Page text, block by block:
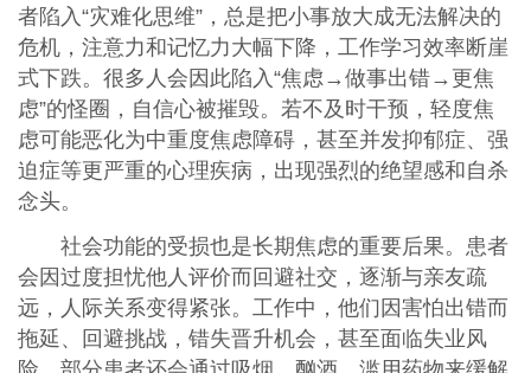
者陷入“灾难化思维”，总是把小事放大成无法解决的
危机，注意力和记忆力大幅下降，工作学习效率断崖
式下跌。很多人会因此陷入“焦虑→做事出错→更焦
虑”的怪圈，自信心被摧毁。若不及时干预，轻度焦
虑可能恶化为中重度焦虑障碍，甚至并发抑郁症、强
迫症等更严重的心理疾病，出现强烈的绝望感和自杀
念头。
社会功能的受损也是长期焦虑的重要后果。患者
会因过度担忧他人评价而回避社交，逐渐与亲友疏
远，人际关系变得紧张。工作中，他们因害怕出错而
拖延、回避挑战，错失晋升机会，甚至面临失业风